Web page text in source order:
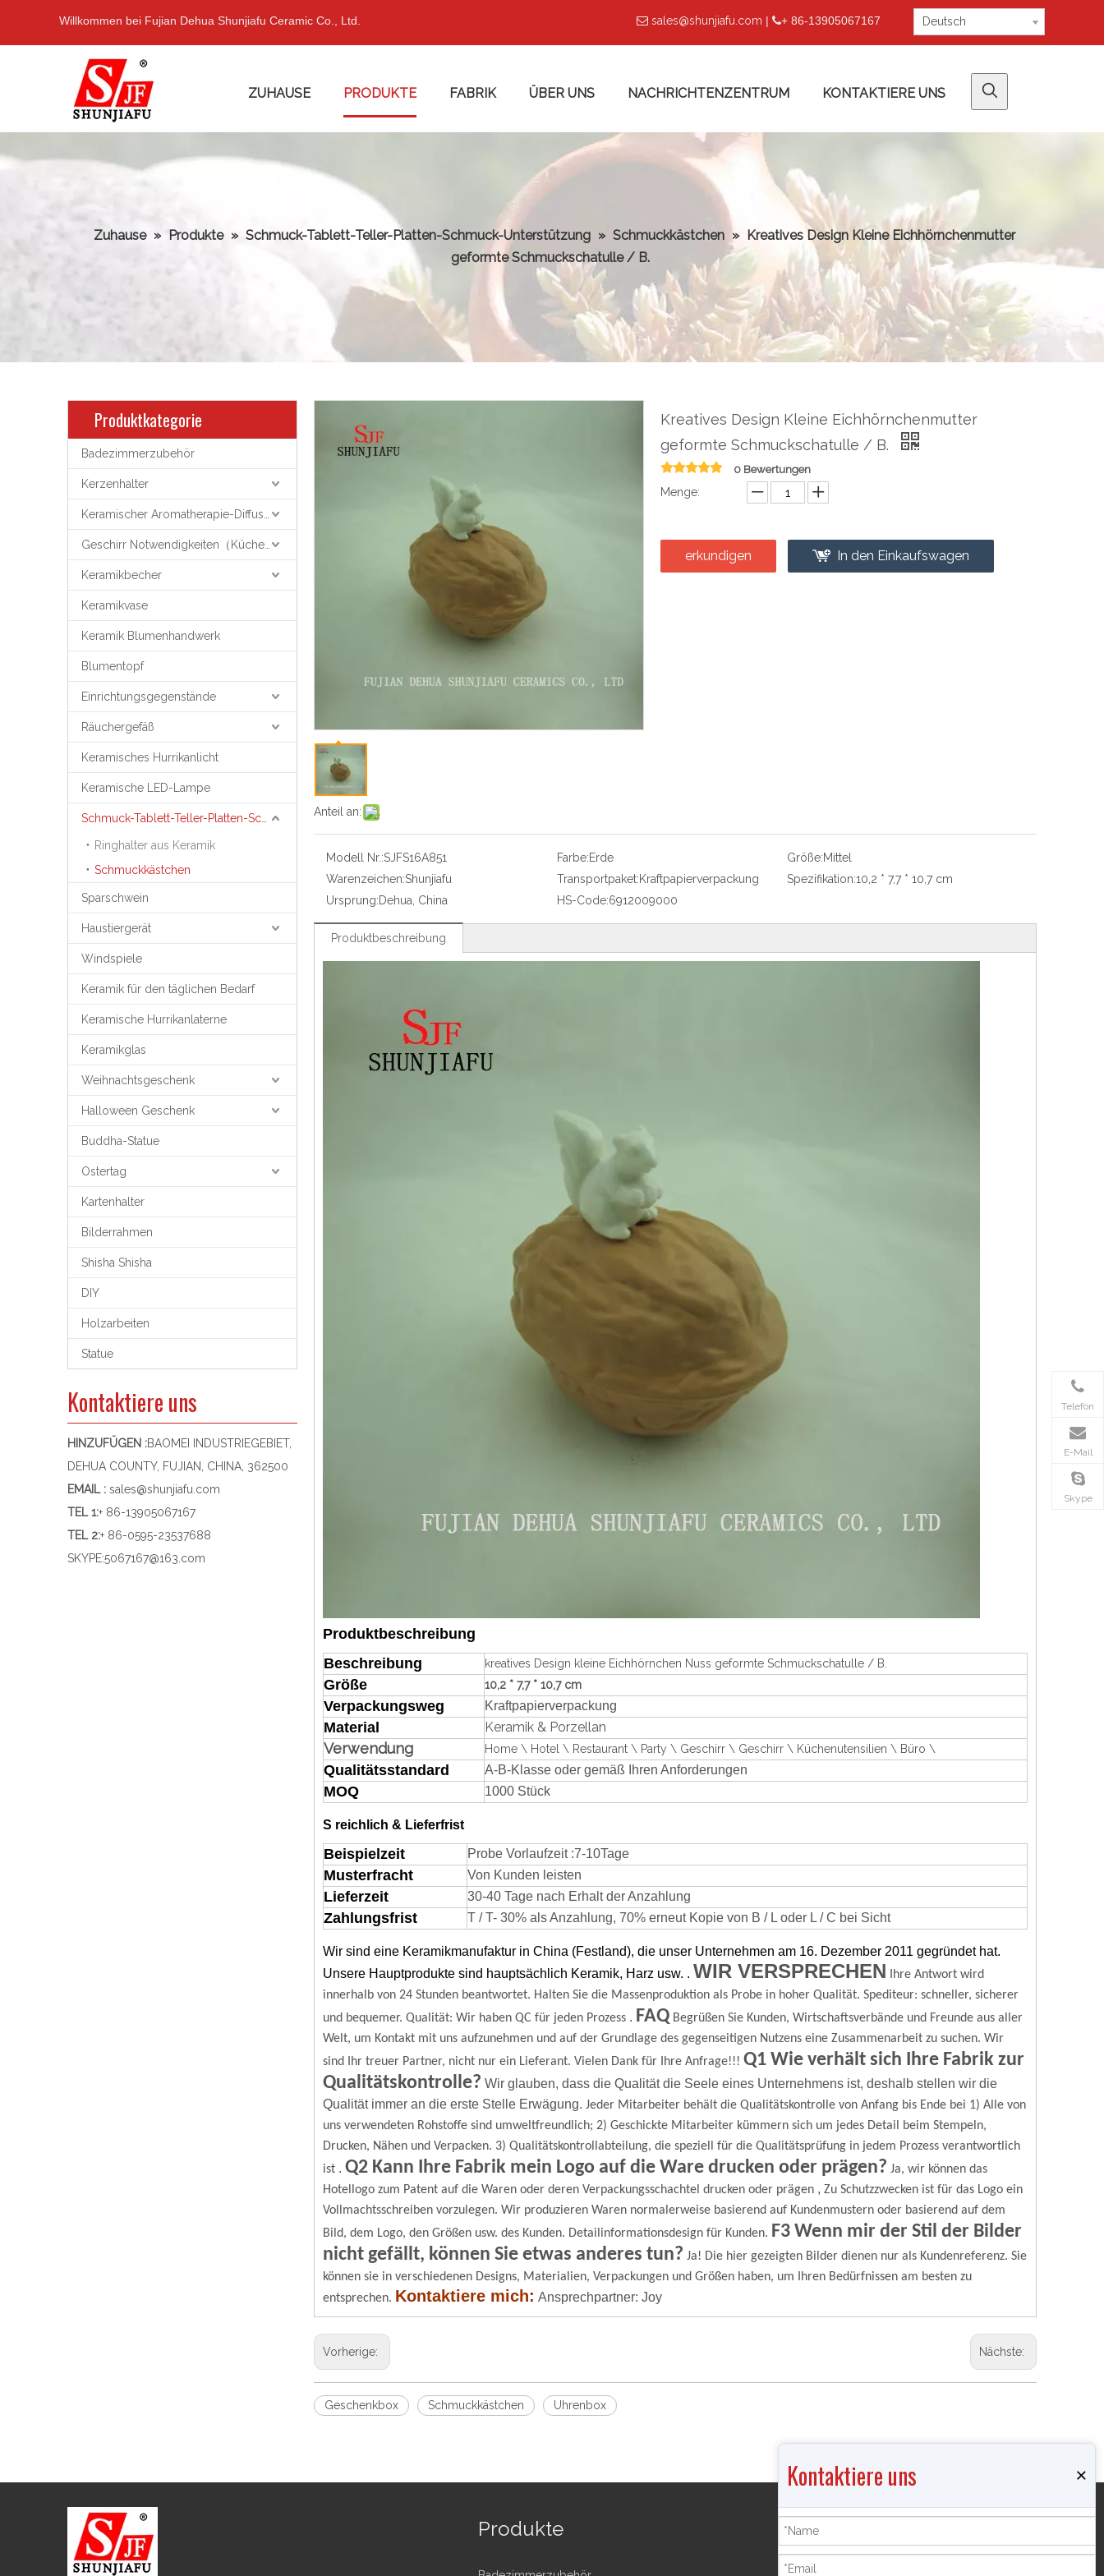
Willkommen bei Fujian Dehua Shunjiafu Ceramic Co., Ltd.  sales@shunjiafu.com | + 86-13905067167 Deutsch
ZUHAUSE PRODUKTE FABRIK ÜBER UNS NACHRICHTENZENTRUM KONTAKTIERE UNS
Zuhause » Produkte » Schmuck-Tablett-Teller-Platten-Schmuck-Unterstützung » Schmuckkästchen » Kreatives Design Kleine Eichhörnchenmutter
geformte Schmuckschatulle / B.
Produktkategorie
Badezimmerzubehör
Kerzenhalter
Keramikbecher
Keramikvase
Keramik Blumenhandwerk
Blumentopf
Einrichtungsgegenstände
Räuchergefäß
Keramisches Hurrikanlicht
Keramische LED-Lampe
Ringhalter aus Keramik
Schmuckkästchen
Sparschwein
Haustiergerät
Windspiele
Keramik für den täglichen Bedarf
Keramische Hurrikanlaterne
Keramikglas
Weihnachtsgeschenk
Halloween Geschenk
Buddha-Statue
Ostertag
Kartenhalter
Bilderrahmen
Shisha Shisha
DIY
Holzarbeiten
Statue
Kontaktiere uns
HINZUFÜGEN :BAOMEI INDUSTRIEGEBIET,
DEHUA COUNTY, FUJIAN, CHINA, 362500
EMAIL : sales@shunjiafu.com
TEL 1:+ 86-13905067167
TEL 2:+ 86-0595-23537688
SKYPE:5067167@163.com
Anteil an:
Kreatives Design Kleine Eichhörnchenmutter
geformte Schmuckschatulle / B.
0 Bewertungen
Menge:
erkundigen In den Einkaufswagen
Modell Nr.:SJFS16A851 Farbe:Erde Größe:Mittel
Warenzeichen:Shunjiafu Transportpaket:Kraftpapierverpackung Spezifikation:10,2 * 7,7 * 10,7 cm
Ursprung:Dehua, China HS-Code:6912009000
Produktbeschreibung
Produktbeschreibung
Beschreibung
kreatives Design kleine Eichhörnchen Nuss geformte Schmuckschatulle / B.
Größe 10,2 * 7,7 * 10,7 cm
Verpackungsweg Kraftpapierverpackung
Material Keramik & Porzellan
Verwendung Home \ Hotel \ Restaurant \ Party \ Geschirr \ Geschirr \ Küchenutensilien \ Büro \
Qualitätsstandard A-B-Klasse oder gemäß Ihren Anforderungen
MOQ 1000 Stück
S reichlich & Lieferfrist
Beispielzeit Probe Vorlaufzeit :7-10Tage
Musterfracht Von Kunden leisten
Lieferzeit 30-40 Tage nach Erhalt der Anzahlung
Zahlungsfrist T / T- 30% als Anzahlung, 70% erneut Kopie von B / L oder L / C bei Sicht
Wir sind eine Keramikmanufaktur in China (Festland), die unser Unternehmen am 16. Dezember 2011 gegründet hat.
Unsere Hauptprodukte sind hauptsächlich Keramik, Harz usw. . WIR VERSPRECHEN
Ihre Antwort wird
innerhalb von 24 Stunden beantwortet. Halten Sie die Massenproduktion als Probe in hoher Qualität. Spediteur: schneller, sicherer
und bequemer. Qualität: Wir haben QC für jeden Prozess . FAQ Begrüßen Sie Kunden, Wirtschaftsverbände und Freunde aus aller
Welt, um Kontakt mit uns aufzunehmen und auf der Grundlage des gegenseitigen Nutzens eine Zusammenarbeit zu suchen. Wir
sind Ihr treuer Partner, nicht nur ein Lieferant. Vielen Dank für Ihre Anfrage!!! Q1 Wie verhält sich Ihre Fabrik zur
Qualitätskontrolle? Wir glauben, dass die Qualität die Seele eines Unternehmens ist, deshalb stellen wir die
Qualität immer an die erste Stelle Erwägung. Jeder Mitarbeiter behält die Qualitätskontrolle von Anfang bis Ende bei 1) Alle von
uns verwendeten Rohstoffe sind umweltfreundlich; 2) Geschickte Mitarbeiter kümmern sich um jedes Detail beim Stempeln,
Drucken, Nähen und Verpacken. 3) Qualitätskontrollabteilung, die speziell für die Qualitätsprüfung in jedem Prozess verantwortlich
ist . Q2 Kann Ihre Fabrik mein Logo auf die Ware drucken oder prägen? Ja, wir können das
Hotellogo zum Patent auf die Waren oder deren Verpackungsschachtel drucken oder prägen , Zu Schutzzwecken ist für das Logo ein
Vollmachtsschreiben vorzulegen. Wir produzieren Waren normalerweise basierend auf Kundenmustern oder basierend auf dem
Bild, dem Logo, den Größen usw. des Kunden. Detailinformationsdesign für Kunden. F3 Wenn mir der Stil der Bilder
nicht gefällt, können Sie etwas anderes tun? Ja! Die hier gezeigten Bilder dienen nur als Kundenreferenz. Sie
können sie in verschiedenen Designs, Materialien, Verpackungen und Größen haben, um Ihren Bedürfnissen am besten zu
entsprechen. Kontaktiere mich: Ansprechpartner: Joy
Vorherige: Nächste:
Geschenkbox Schmuckkästchen Uhrenbox
Produkte Produkte
Kontaktiere uns ×
Telefon
E-Mail
Skype